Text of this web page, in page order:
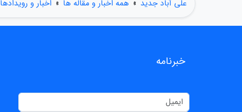
علی آباد جدید » همه اخبار و مقاله ها » اخبار و رویدادها
خبرنامه